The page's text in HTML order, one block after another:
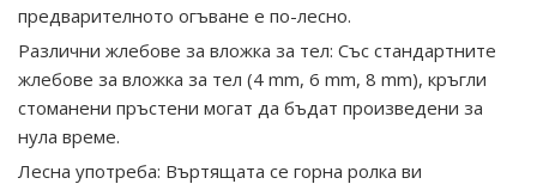
предварителното огъване е по-лесно.
Различни жлебове за вложка за тел: Със стандартните
жлебове за вложка за тел (4 mm, 6 mm, 8 mm), кръгли
стоманени пръстени могат да бъдат произведени за
нула време.
Лесна употреба: Въртящата се горна ролка ви